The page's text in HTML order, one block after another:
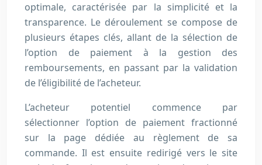
optimale, caractérisée par la simplicité et la
transparence. Le déroulement se compose de
plusieurs étapes clés, allant de la sélection de
l’option de paiement à la gestion des
remboursements, en passant par la validation
de l’éligibilité de l’acheteur.
L’acheteur potentiel commence par
sélectionner l’option de paiement fractionné
sur la page dédiée au règlement de sa
commande. Il est ensuite redirigé vers le site